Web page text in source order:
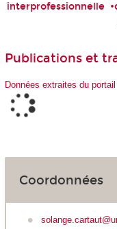
interprofessionnelle
Publications et
Données extraites du
Coordonnées